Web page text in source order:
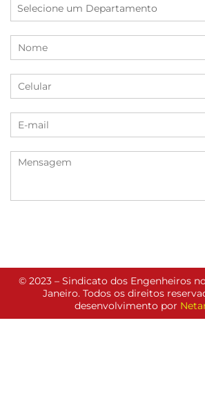
© 2023 – Sindicato dos Engenheiros
Janeiro. Todos os direitos
desenvolvimento por